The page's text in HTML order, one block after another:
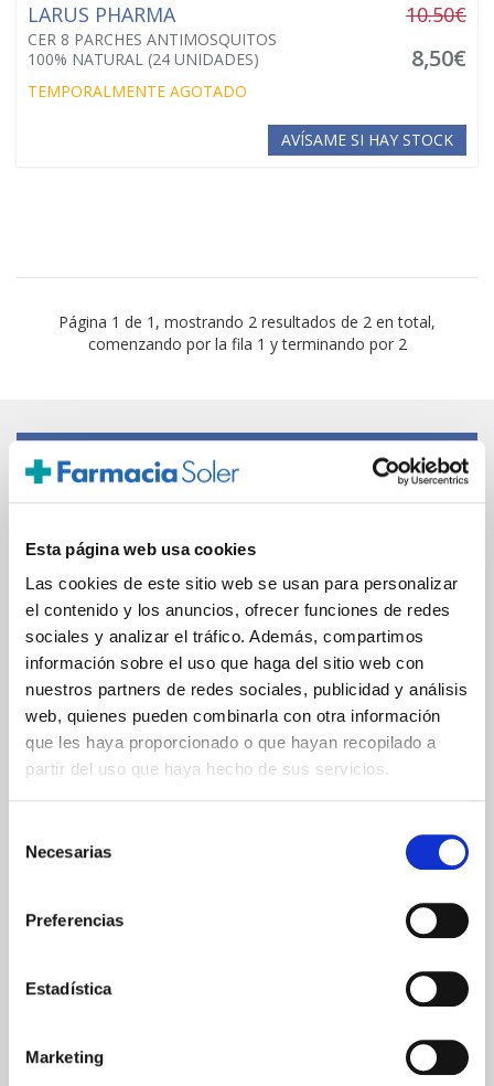
Esta página web usa cookies
Las cookies de este sitio web se usan para personalizar
el contenido y los anuncios, ofrecer funciones de redes
sociales y analizar el tráfico. Además, compartimos
información sobre el uso que haga del sitio web con
nuestros partners de redes sociales, publicidad y análisis
web, quienes pueden combinarla con otra información
que les haya proporcionado o que hayan recopilado a
partir del uso que haya hecho de sus servicios.
Necesarias
Preferencias
Estadística
Marketing
LARUS PHARMA
CER 8 PARCHES ANTIMOSQUITOS
100% NATURAL (24 UNIDADES)
10.50€
8,50€
TEMPORALMENTE AGOTADO
AVÍSAME SI HAY STOCK
Página 1 de 1, mostrando 2 resultados de 2 en total,
comenzando por la fila 1 y terminando por 2
PAGO SEGURO
Comunicaciones
cifradas
ENVIOS Y DESTINOS